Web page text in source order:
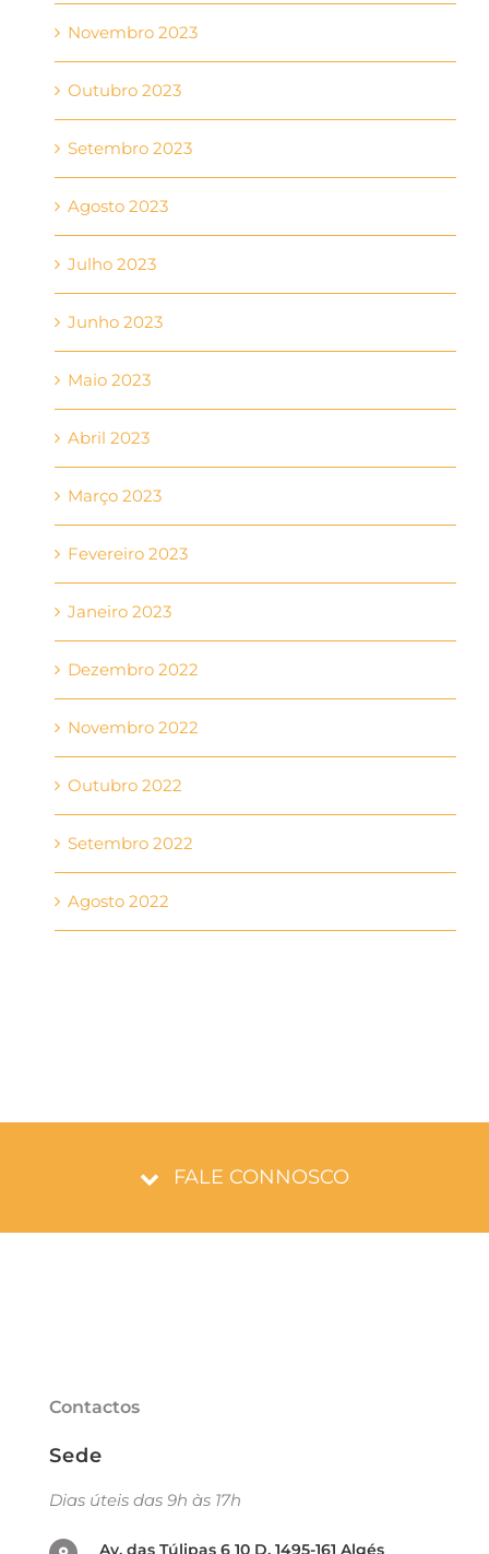
Novembro 2023
Outubro 2023
Setembro 2023
Agosto 2023
Julho 2023
Junho 2023
Maio 2023
Abril 2023
Março 2023
Fevereiro 2023
Janeiro 2023
Dezembro 2022
Novembro 2022
Outubro 2022
Setembro 2022
Agosto 2022
FALE CONNOSCO
Contactos
Sede
Dias úteis das 9h às 17h
Av. das Túlipas 6 10 D, 1495-161 Algés